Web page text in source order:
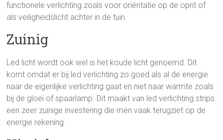
functionele verlichting zoals voor oriëntatie op de oprit of
als veiligheidslicht achter in de tuin.
Zuinig
Led licht wordt ook wel is het koude licht genoemd. Dit
komt omdat er bij led verlichting zo goed als al de energie
naar de eigenlijke verlichting gaat en niet naar warmte zoals
bij de gloei of spaarlamp. Dit maakt van led verlichting strips
een zeer zuinige investering die men vaak terugziet op de
energie rekening.